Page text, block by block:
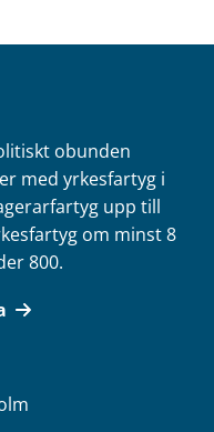
obunden
med yrkesfartyg i
upp till
om minst 8
800.